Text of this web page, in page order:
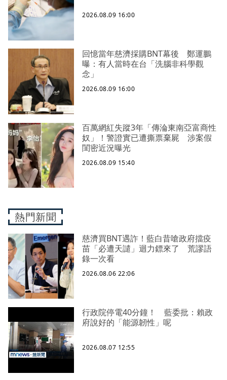
2026.08.09 16:00
回憶當年慈濟採購BNT幕後 鄭運鵬
曝：有人當時在台「洗腦非科學觀
念」
2026.08.09 16:00
百萬網紅失蹤3年「傳淪東南亞富商性
奴」！警證實已遭撕票棄屍 涉案假
閨密近況曝光
2026.08.09 15:40
熱門新聞
慈濟買BNT遇詐！藍白昔嗆政府擋疫
苗「必遭天譴」迴力鏢來了 荒謬語
錄一次看
2026.08.06 22:06
行政院停電40分鐘！ 藍委批：賴政
府說好的「能源韌性」呢
2026.08.07 12:55